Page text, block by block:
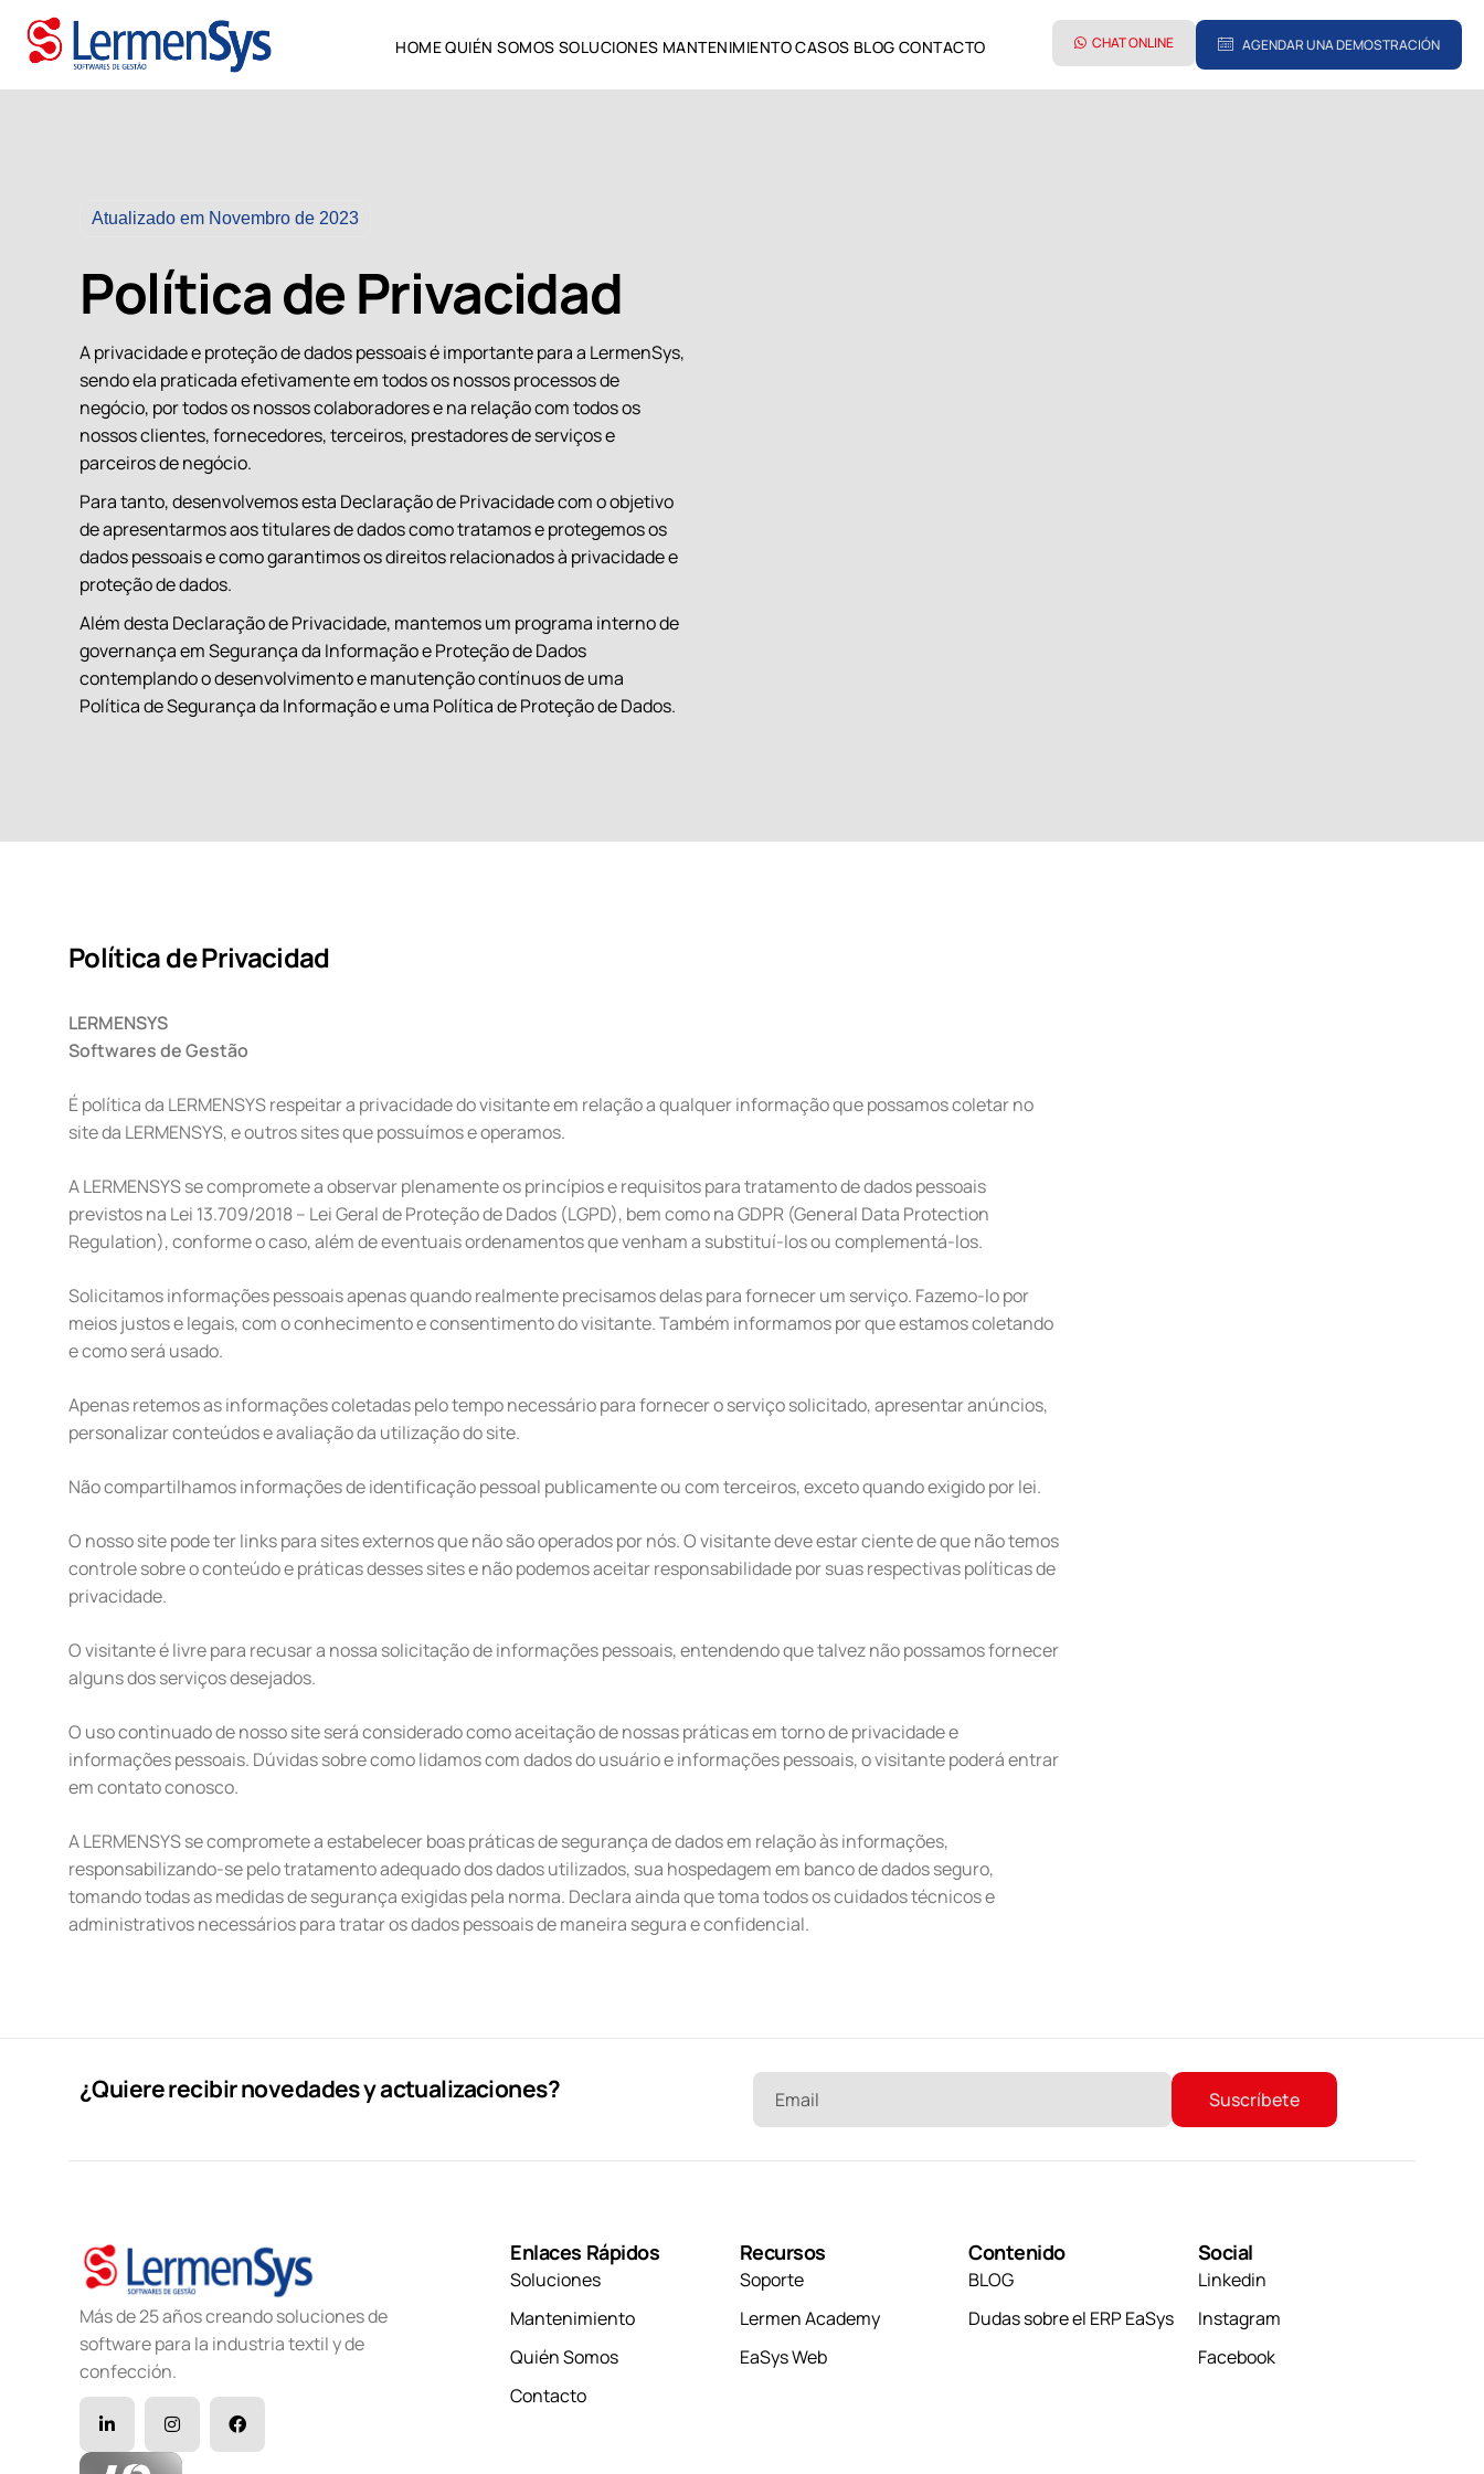
HOMEQUIÉN SOMOS SOLUCIONES MANTENIMIENTOCASOS BLOG CONTACTO CHAT ONLINE AGENDAR UNA DEMOSTRACIÓN
Atualizado em Novembro de 2023
Política de Privacidad
A privacidade e proteção de dados pessoais é importante para a LermenSys,
sendo ela praticada efetivamente em todos os nossos processos de
negócio, por todos os nossos colaboradores e na relação com todos os
nossos clientes, fornecedores, terceiros, prestadores de serviços e
parceiros de negócio.
Para tanto, desenvolvemos esta Declaração de Privacidade com o objetivo
de apresentarmos aos titulares de dados como tratamos e protegemos os
dados pessoais e como garantimos os direitos relacionados à privacidade e
proteção de dados.
Além desta Declaração de Privacidade, mantemos um programa interno de
governança em Segurança da Informação e Proteção de Dados
contemplando o desenvolvimento e manutenção contínuos de uma
Política de Segurança da Informação e uma Política de Proteção de Dados.
Política de Privacidad
LERMENSYS
Softwares de Gestão
É política da LERMENSYS respeitar a privacidade do visitante em relação a qualquer informação que possamos coletar no
site da LERMENSYS, e outros sites que possuímos e operamos.
A LERMENSYS se compromete a observar plenamente os princípios e requisitos para tratamento de dados pessoais
previstos na Lei 13.709/2018 – Lei Geral de Proteção de Dados (LGPD), bem como na GDPR (General Data Protection
Regulation), conforme o caso, além de eventuais ordenamentos que venham a substituí-los ou complementá-los.
Solicitamos informações pessoais apenas quando realmente precisamos delas para fornecer um serviço. Fazemo-lo por
meios justos e legais, com o conhecimento e consentimento do visitante. Também informamos por que estamos coletando
e como será usado.
Apenas retemos as informações coletadas pelo tempo necessário para fornecer o serviço solicitado, apresentar anúncios,
personalizar conteúdos e avaliação da utilização do site.
Não compartilhamos informações de identificação pessoal publicamente ou com terceiros, exceto quando exigido por lei.
O nosso site pode ter links para sites externos que não são operados por nós. O visitante deve estar ciente de que não temos
controle sobre o conteúdo e práticas desses sites e não podemos aceitar responsabilidade por suas respectivas políticas de
privacidade.
O visitante é livre para recusar a nossa solicitação de informações pessoais, entendendo que talvez não possamos fornecer
alguns dos serviços desejados.
O uso continuado de nosso site será considerado como aceitação de nossas práticas em torno de privacidade e
informações pessoais. Dúvidas sobre como lidamos com dados do usuário e informações pessoais, o visitante poderá entrar
em contato conosco.
A LERMENSYS se compromete a estabelecer boas práticas de segurança de dados em relação às informações,
responsabilizando-se pelo tratamento adequado dos dados utilizados, sua hospedagem em banco de dados seguro,
tomando todas as medidas de segurança exigidas pela norma. Declara ainda que toma todos os cuidados técnicos e
administrativos necessários para tratar os dados pessoais de maneira segura e confidencial.
¿Quiere recibir novedades y actualizaciones? Email
Más de 25 años creando soluciones de
software para la industria textil y de
confección.
Enlaces Rápidos
Soluciones
Mantenimiento
Quién Somos
Contacto
Recursos
Soporte
Lermen Academy
EaSys Web
Contenido
BLOG
Dudas sobre el ERP EaSys
Social
Linkedin
Instagram
Facebook